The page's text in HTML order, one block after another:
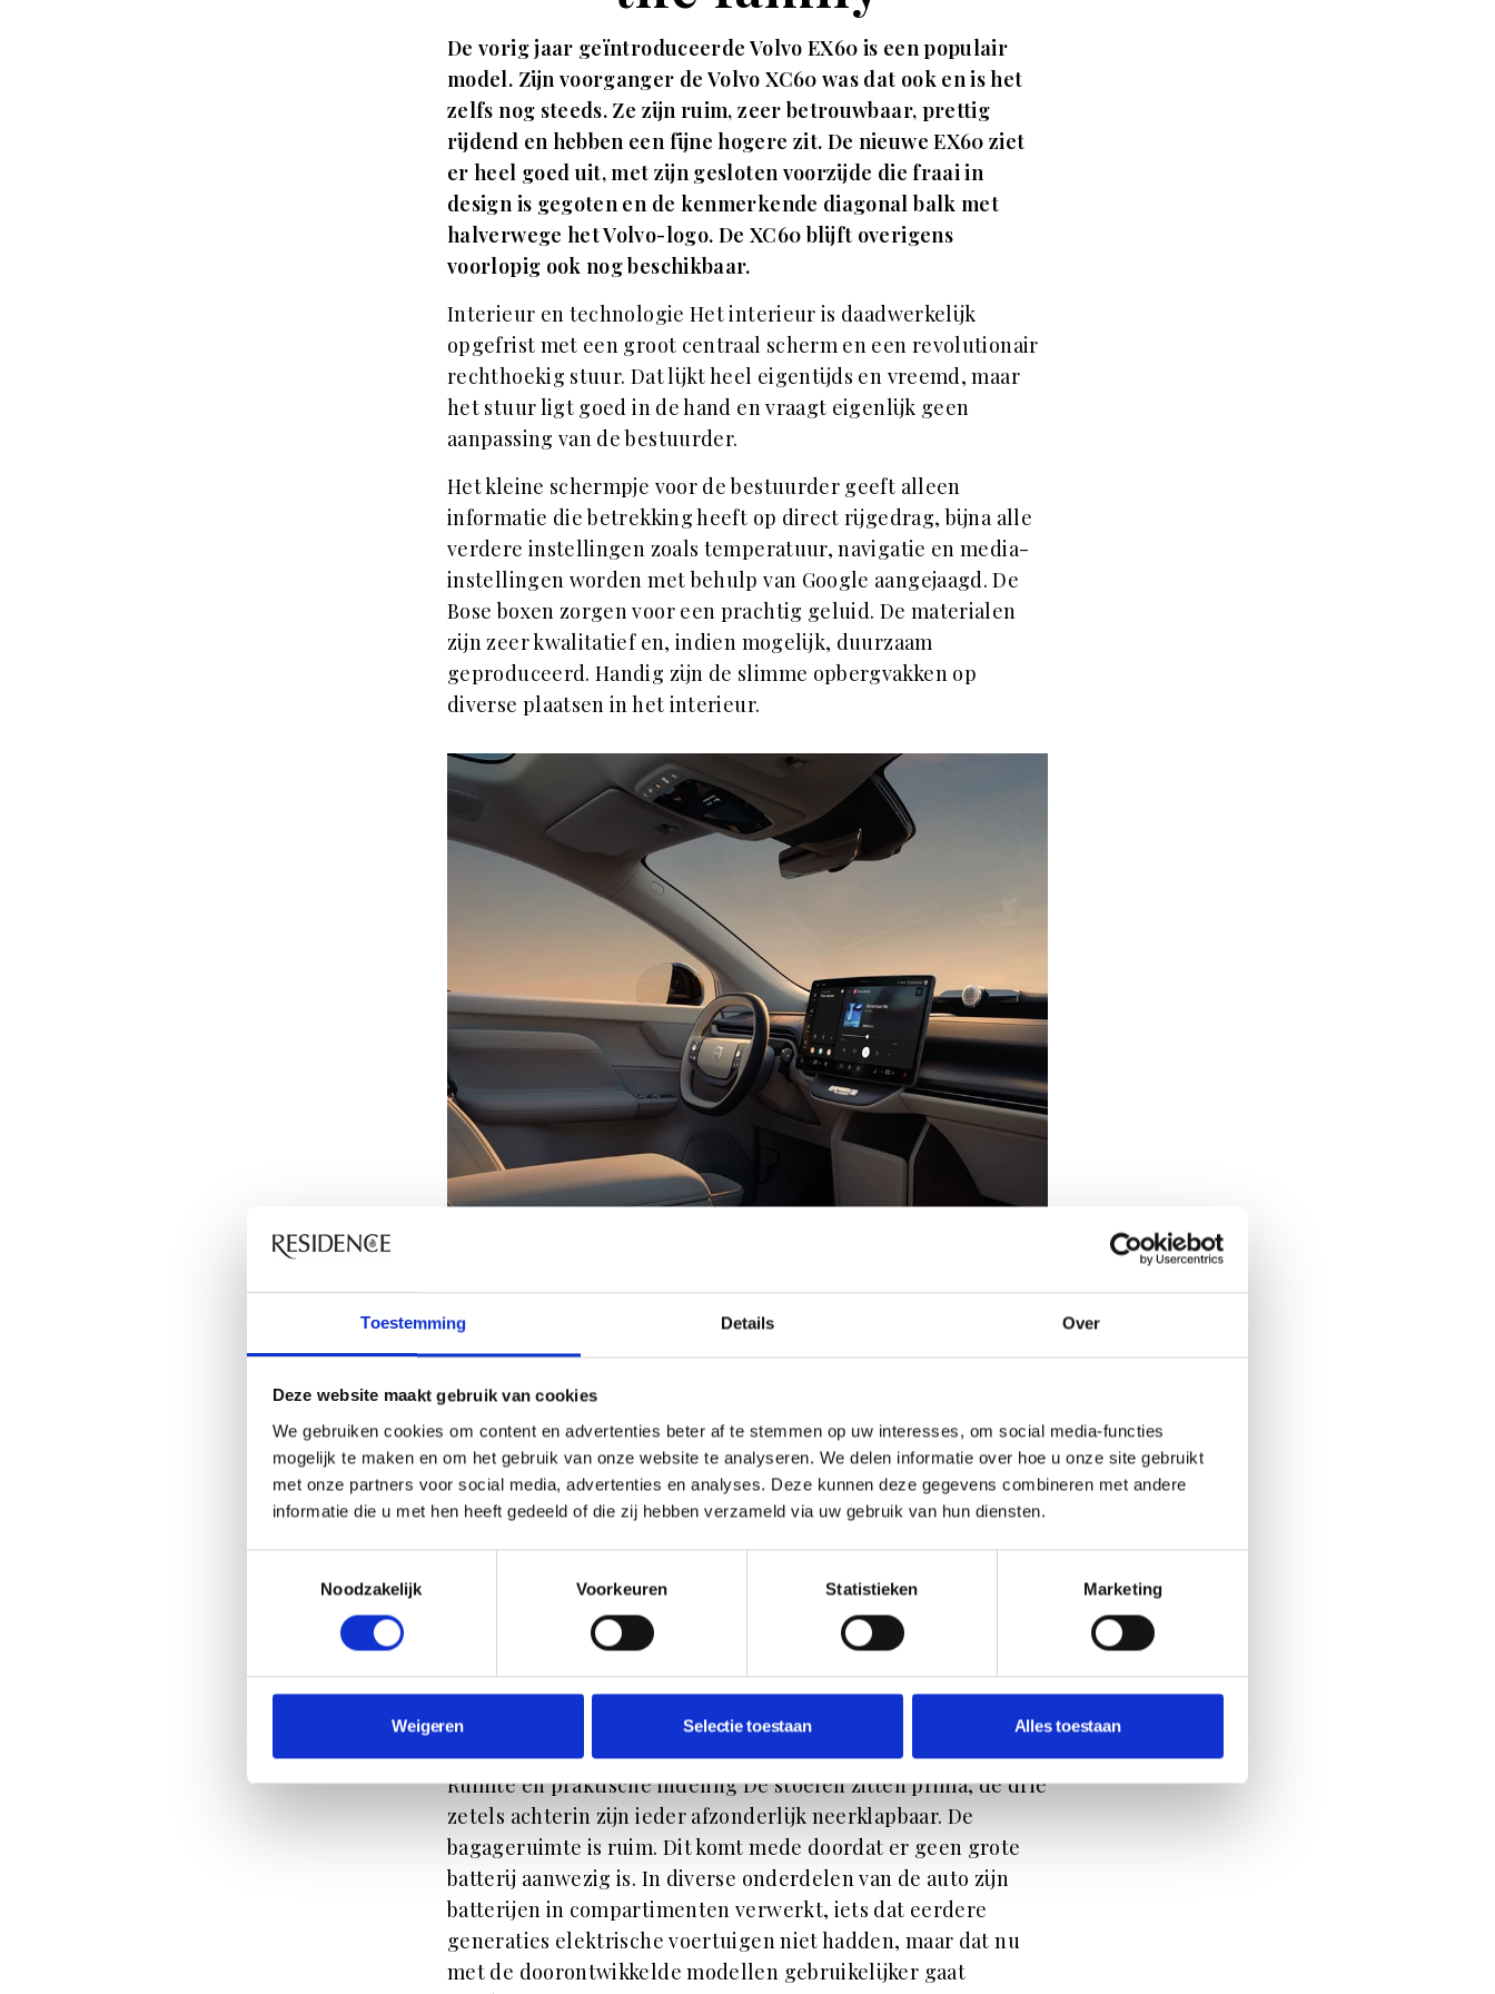
Toestemming Details Over
Deze website maakt gebruik van cookies
We gebruiken cookies om content en advertenties beter af te stemmen op uw interesses, om social media-functies
mogelijk te maken en om het gebruik van onze website te analyseren. We delen informatie over hoe u onze site gebruikt
met onze partners voor social media, advertenties en analyses. Deze kunnen deze gegevens combineren met andere
informatie die u met hen heeft gedeeld of die zij hebben verzameld via uw gebruik van hun diensten.
Noodzakelijk
Voorkeuren Statistieken Marketing
Weigeren Selectie toestaan Alles toestaan
De vorig jaar geïntroduceerde Volvo EX60 is een populair
model. Zijn voorganger deVolvo XC60 was dat ook en is het
zelfs nog steeds. Ze zijn ruim, zeer betrouwbaar, prettig
rijdend en hebben een fijne hogere zit. De nieuwe EX60 ziet
er heel goed uit, met zijn gesloten voorzijde die fraai in
design is gegoten en de kenmerkende diagonal balk met
halverwege het Volvo-logo. De XC60 blijft overigens
voorlopig ook nog beschikbaar.
Interieur en technologie Het interieur is daadwerkelijk
opgefrist met een groot centraal scherm en een revolutionair
rechthoekig stuur. Dat lijkt heel eigentijds en vreemd, maar
het stuur ligt goed in de hand en vraagt eigenlijk geen
aanpassing van de bestuurder.
Het kleine schermpje voor de bestuurder geeft alleen
informatie die betrekking heeft op direct rijgedrag, bijna alle
verdere instellingen zoals temperatuur, navigatie en media-
instellingen worden met behulp van Google aangejaagd. De
Bose boxen zorgen voor een prachtig geluid. De materialen
zijn zeer kwalitatief en, indien mogelijk, duurzaam
geproduceerd. Handig zijn de slimme opbergvakken op
diverse plaatsen in het interieur.
Panoramadak, comfort en
praktische ruimte van de Volvo
EX60
Panoramadak en comfort Opvallend is ook het grote panorama
dak dat van voor tot achter loopt. De hoeveelheid licht kan
worden geregeld, de UV- straling wordt gefilterd, extreme
koude en warme blijven buiten en het raam kan deels worden
verduisterd, maar het kan niet open. Persoonlijk zijn we
liefhebbers van een open schuifdak, maar de moderne tijd
vraagt duidelijk offers.
Ruimte en praktische indeling De stoelen zitten prima, de drie
zetels achterin zijn ieder afzonderlijk neerklapbaar. De
bagageruimte is ruim. Dit komt mede doordat er geen grote
batterij aanwezig is. In diverse onderdelen van de auto zijn
batterijen in compartimenten verwerkt, iets dat eerdere
generaties elektrische voertuigen niet hadden, maar dat nu
met de doorontwikkelde modellen gebruikelijker gaat